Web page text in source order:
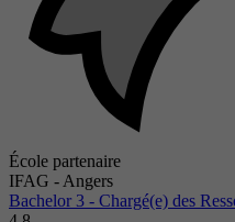
École partenaire
IFAG - Angers
Bachelor 3 - Chargé(e) des